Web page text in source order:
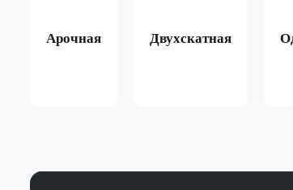
Арочная Двухскатная